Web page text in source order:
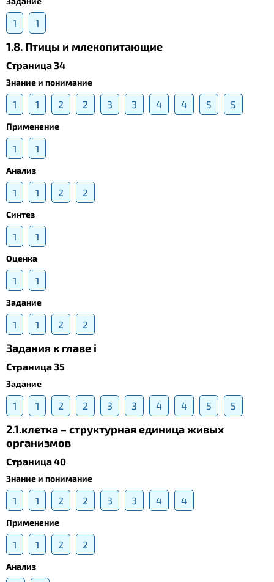
1 1
1.8. Птицы и млекопитающие
Страница 34
Знание и понимание
1 1 2 2 3 3 4 4 5 5
Применение
1 1
Анализ
1 1 2 2
Синтез
1 1
Оценка
1 1
Задание
1 1 2 2
Задания к главе i
Страница 35
Задание
1 1 2 2 3 3 4 4 5 5
2.1.клетка – структурная единица живых
организмов
Страница 40
Знание и понимание
1 1 2 2 3 3 4 4
Применение
1 1 2 2
Анализ